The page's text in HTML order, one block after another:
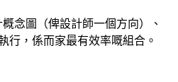
念圖（俾設計師一個方向）、
行，係而家最有效率嘅組合。